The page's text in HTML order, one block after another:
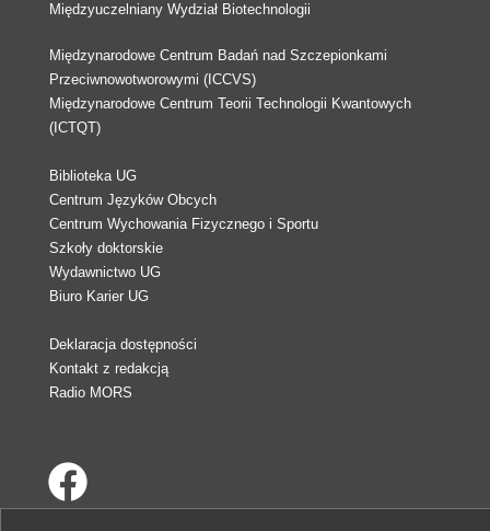
Międzyuczelniany Wydział Biotechnologii
Międzynarodowe Centrum Badań nad Szczepionkami
Przeciwnowotworowymi (ICCVS)
Międzynarodowe Centrum Teorii Technologii Kwantowych
(ICTQT)
Biblioteka UG
Centrum Języków Obcych
Centrum Wychowania Fizycznego i Sportu
Szkoły doktorskie
Wydawnictwo UG
Biuro Karier UG
Deklaracja dostępności
Kontakt z redakcją
Radio MORS